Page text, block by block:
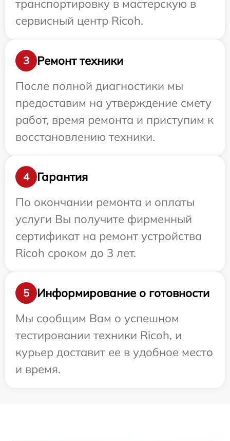
транспортировку в мастерскую в
сервисный центр Ricoh.
3
Ремонт техники
После полной диагностики мы
предоставим на утверждение смету
работ, время ремонта и приступим к
восстановлению техники.
4
Гарантия
По окончании ремонта и оплаты
услуги Вы получите фирменный
сертификат на ремонт устройства
Ricoh сроком до 3 лет.
5
Информирование о готовности
Мы сообщим Вам о успешном
тестировании техники Ricoh, и
курьер доставит ее в удобное место
и время.